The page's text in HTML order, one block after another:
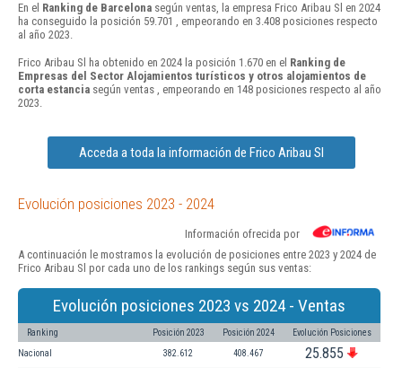
En el Ranking de Barcelona según ventas, la empresa Frico Aribau Sl en 2024
ha conseguido la posición 59.701 , empeorando en 3.408 posiciones respecto
al año 2023.
Frico Aribau Sl ha obtenido en 2024 la posición 1.670 en el Ranking de
Empresas del Sector Alojamientos turísticos y otros alojamientos de
corta estancia según ventas , empeorando en 148 posiciones respecto al año
2023.
Acceda a toda la información de Frico Aribau Sl
Evolución posiciones 2023 - 2024
Información ofrecida por
A continuación le mostramos la evolución de posiciones entre 2023 y 2024 de
Frico Aribau Sl por cada uno de los rankings según sus ventas:
Evolución posiciones 2023 vs 2024 - Ventas
Ranking Posición 2023 Posición 2024 Evolución Posiciones
Nacional 382.612 408.467 25.855